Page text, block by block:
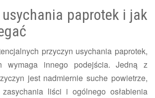
usychania paprotek i jak
przyczyn usychania paprotek,
innego podejścia. Jedną z
jest nadmiernie suche powietrze,
liści i ogólnego osłabienia